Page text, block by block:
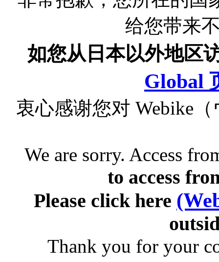
给您带来
如您从日本以外地区
Global
衷心感谢您对 Webike
We are sorry. Access
to access
Please click here
Thank you for your